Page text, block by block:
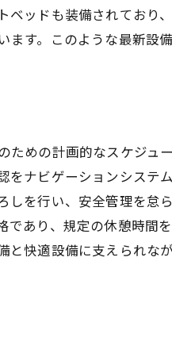
ッドも装備されており
す。このような最新設
めの計画的なスケジュ
ナビゲーションシステ
を行い、安全管理を怠
あり、規定の休憩時間
快適設備に支えられな